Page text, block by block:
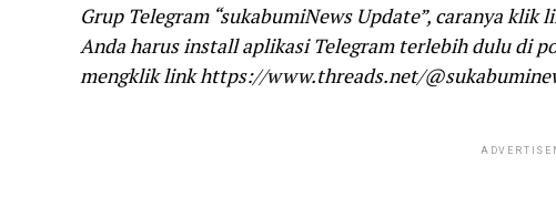
Grup Telegram “sukabumiNews Update”, caranya klik
Anda harus install aplikasi Telegram terlebih dulu di
mengklik link https://www.threads.net/